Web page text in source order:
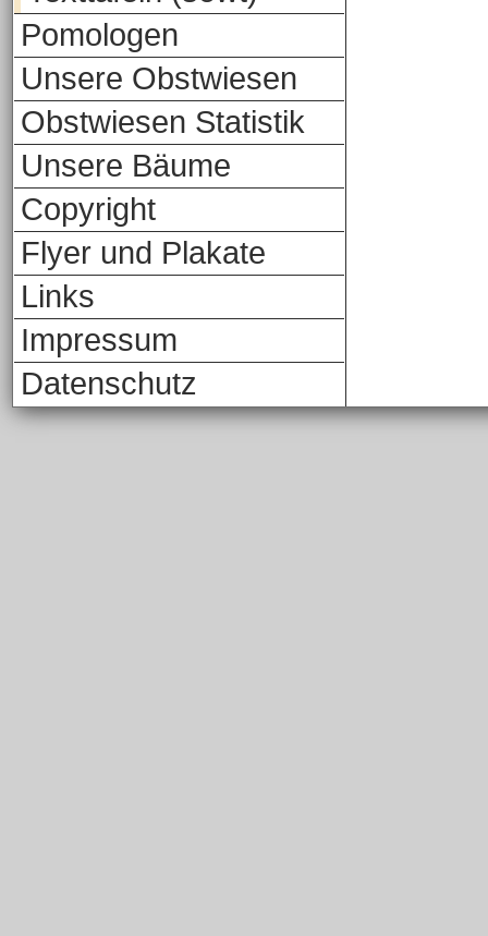
Pomologen
Unsere Obstwiesen
Obstwiesen Statistik
Unsere Bäume
Copyright
Flyer und Plakate
Links
Impressum
Datenschutz